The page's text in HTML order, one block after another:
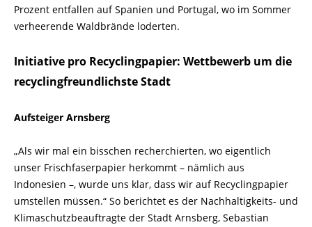
Prozent entfallen auf Spanien und Portugal, wo im Sommer
verheerende Waldbrände loderten.
Initiative pro Recyclingpapier: Wettbewerb um die
recyclingfreundlichste Stadt
Aufsteiger Arnsberg
„Als wir mal ein bisschen recherchierten, wo eigentlich
unser Frischfaserpapier herkommt – nämlich aus
Indonesien –, wurde uns klar, dass wir auf Recyclingpapier
umstellen müssen.“ So berichtet es der Nachhaltigkeits- und
Klimaschutzbeauftragte der Stadt Arnsberg, Sebastian